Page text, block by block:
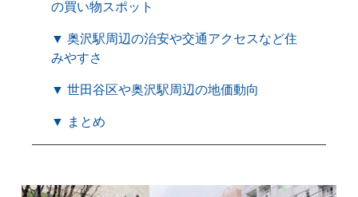
の買い物スポット
▼ 奥沢駅周辺の治安や交通アクセスなど住
みやすさ
▼ 世田谷区や奥沢駅周辺の地価動向
▼ まとめ